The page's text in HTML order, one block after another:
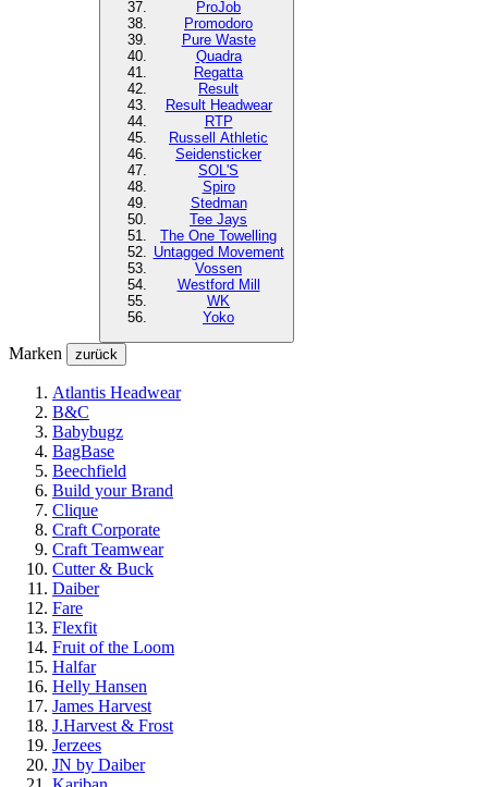
ProJob
Promodoro
Pure Waste
Quadra
Regatta
Result
Result Headwear
RTP
Russell Athletic
Seidensticker
SOL'S
Spiro
Stedman
Tee Jays
The One Towelling
Untagged Movement
Vossen
Westford Mill
WK
Yoko
Marken zurück
Atlantis Headwear
B&C
Babybugz
BagBase
Beechfield
Build your Brand
Clique
Craft Corporate
Craft Teamwear
Cutter & Buck
Daiber
Fare
Flexfit
Fruit of the Loom
Halfar
Helly Hansen
James Harvest
J.Harvest & Frost
Jerzees
JN by Daiber